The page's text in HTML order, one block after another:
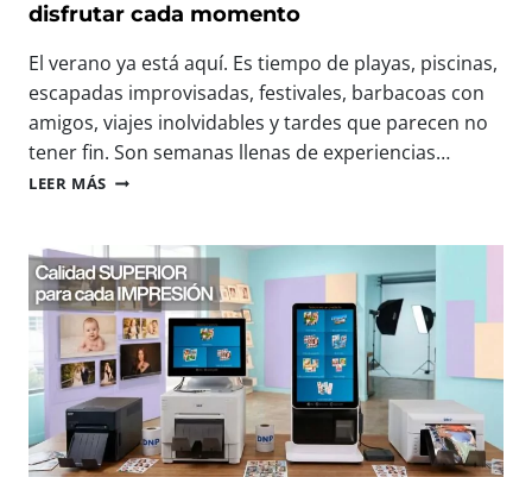
disfrutar cada momento
El verano ya está aquí. Es tiempo de playas, piscinas,
escapadas improvisadas, festivales, barbacoas con
amigos, viajes inolvidables y tardes que parecen no
tener fin. Son semanas llenas de experiencias…
LEER MÁS B
N
V
E
N
I
D
O
,
V
E